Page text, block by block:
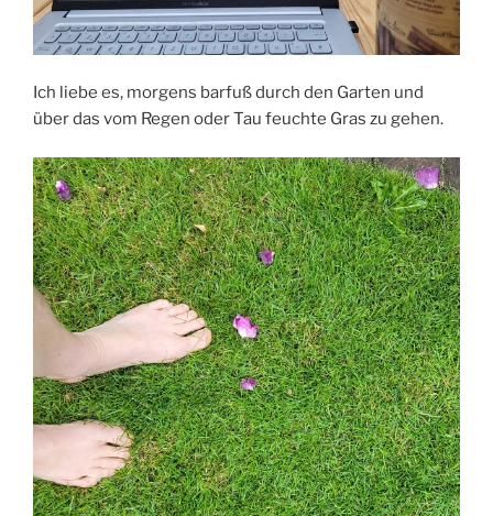
Ich liebe es, morgens barfuß durch den Garten und
über das vom Regen oder Tau feuchte Gras zu gehen.